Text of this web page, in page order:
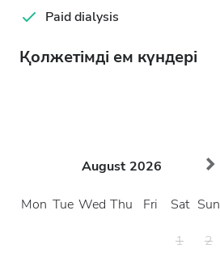
Paid dialysis
Қолжетімді ем күндері
August 2026
Mon Tue Wed Thu Fri Sat Sun
1
2